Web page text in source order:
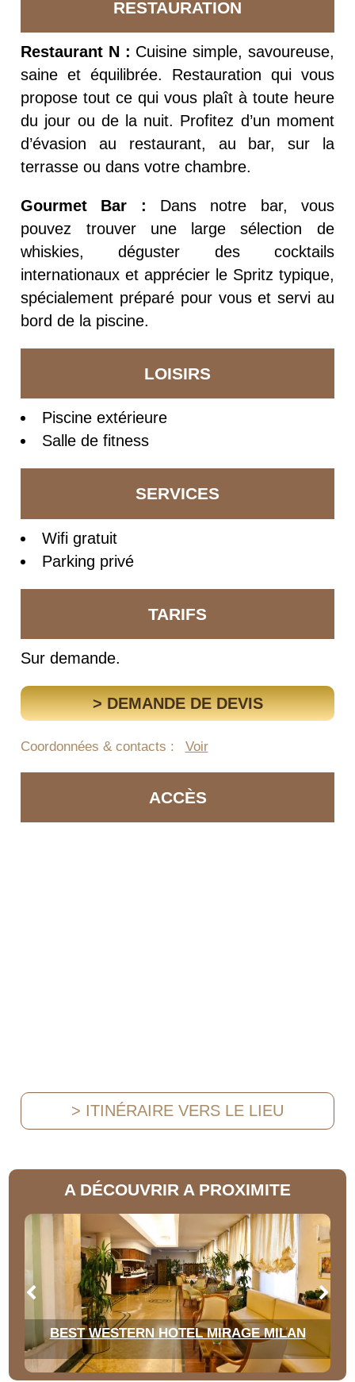
RESTAURATION
Restaurant N : Cuisine simple, savoureuse,
saine et équilibrée.
Restauration qui vous
propose tout ce qui vous plaît à toute heure
du jour ou de la nuit. Profitez d’un moment
d’évasion au restaurant, au bar, sur la
terrasse ou dans votre chambre.
Gourmet Bar :
Dans notre bar, vous
pouvez trouver une large sélection de
whiskies, déguster des cocktails
internationaux et apprécier le Spritz typique,
spécialement préparé pour vous et servi au
bord de la piscine.
LOISIRS
Piscine extérieure
Salle de fitness
SERVICES
Wifi gratuit
Parking privé
TARIFS
Sur demande.
> DEMANDE DE DEVIS
Coordonnées & contacts : Voir
ACCÈS
> ITINÉRAIRE VERS LE LIEU
A DÉCOUVRIR A PROXIMITE
BEST WESTERN HOTEL MIRAGE MILAN